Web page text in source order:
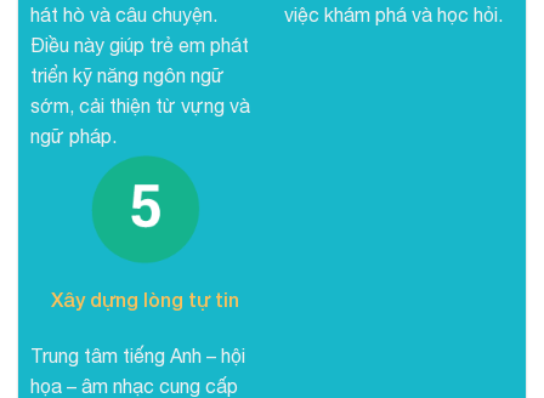
hát hò và câu chuyện.
Điều này giúp trẻ em phát
triển kỹ năng ngôn ngữ
sớm, cải thiện từ vựng và
ngữ pháp.
việc khám phá và học hỏi.
Xây dựng lòng tự tin
Trung tâm tiếng Anh – hội
họa – âm nhạc cung cấp